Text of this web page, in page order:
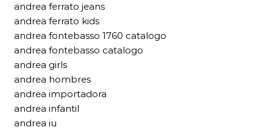
andrea ferrato jeans
andrea ferrato kids
andrea fontebasso 1760 catalogo
andrea fontebasso catalogo
andrea girls
andrea hombres
andrea importadora
andrea infantil
andrea iu